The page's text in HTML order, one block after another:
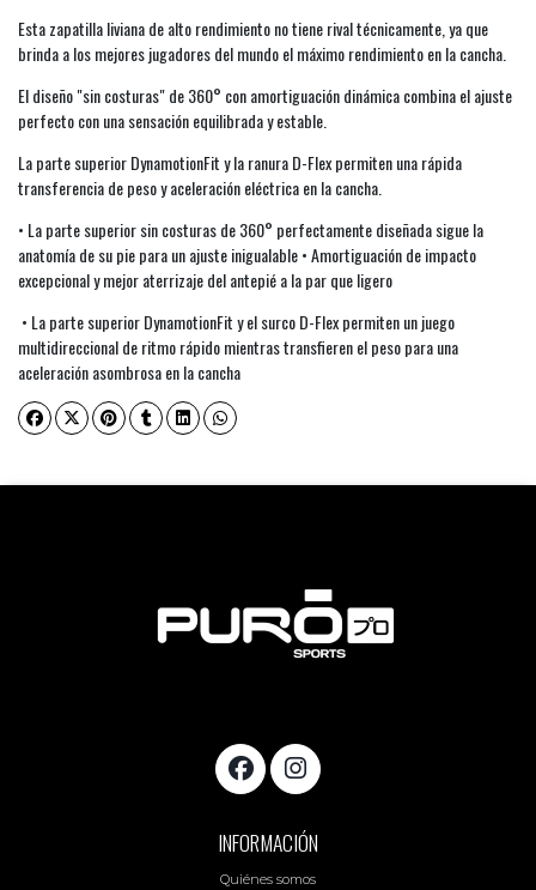
Esta zapatilla liviana de alto rendimiento no tiene rival técnicamente, ya que
brinda a los mejores jugadores del mundo el máximo rendimiento en la cancha.
El diseño "sin costuras" de 360° con amortiguación dinámica combina el ajuste
perfecto con una sensación equilibrada y estable.
La parte superior DynamotionFit y la ranura D-Flex permiten una rápida
transferencia de peso y aceleración eléctrica en la cancha.
• La parte superior sin costuras de 360° perfectamente diseñada sigue la
anatomía de su pie para un ajuste inigualable • Amortiguación de impacto
excepcional y mejor aterrizaje del antepié a la par que ligero
• La parte superior DynamotionFit y el surco D-Flex permiten un juego
multidireccional de ritmo rápido mientras transfieren el peso para una
aceleración asombrosa en la cancha
INFORMACIÓN
Quiénes somos